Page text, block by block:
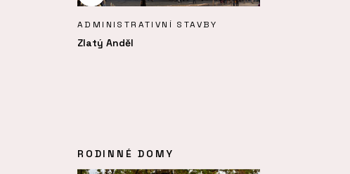
ADMINISTRATIVNÍ STAVBY
Zlatý Anděl
RODINNÉ DOMY